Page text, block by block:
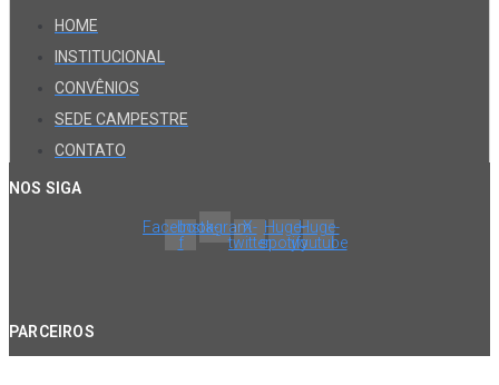
HOME
INSTITUCIONAL
CONVÊNIOS
SEDE CAMPESTRE
CONTATO
NOS SIGA
Facebook-
f
InstagramX-
twitter
Huge-
spotify
Huge-
youtube
PARCEIROS